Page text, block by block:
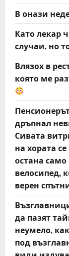
В онази
Като лекар
случаи, но
Влязох в
която ме
дръпнал
Сивата
на хората
остана само
велосипед,
верен
да пазят
неумело,
под